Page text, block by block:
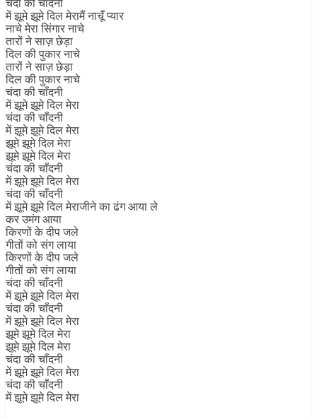
चंदा की चाँदनी
में झूमे झूमे दिल मेरामैं नाचूँ प्यार
नाचे मेरा सिंगार नाचे
तारों ने साज़ छेड़ा
दिल की पुकार नाचे
तारों ने साज़ छेड़ा
दिल की पुकार नाचे
चंदा की चाँदनी
में झूमे झूमे दिल मेरा
चंदा की चाँदनी
में झूमे झूमे दिल मेरा
झूमे झूमे दिल मेरा
झूमे झूमे दिल मेरा
चंदा की चाँदनी
में झूमे झूमे दिल मेरा
चंदा की चाँदनी
में झूमे झूमे दिल मेराजीने का ढंग आया ले
कर उमंग आया
किरणों के दीप जले
गीतों को संग लाया
किरणों के दीप जले
गीतों को संग लाया
चंदा की चाँदनी
में झूमे झूमे दिल मेरा
चंदा की चाँदनी
में झूमे झूमे दिल मेरा
झूमे झूमे दिल मेरा
झूमे झूमे दिल मेरा
चंदा की चाँदनी
में झूमे झूमे दिल मेरा
चंदा की चाँदनी
में झूमे झूमे दिल मेरा